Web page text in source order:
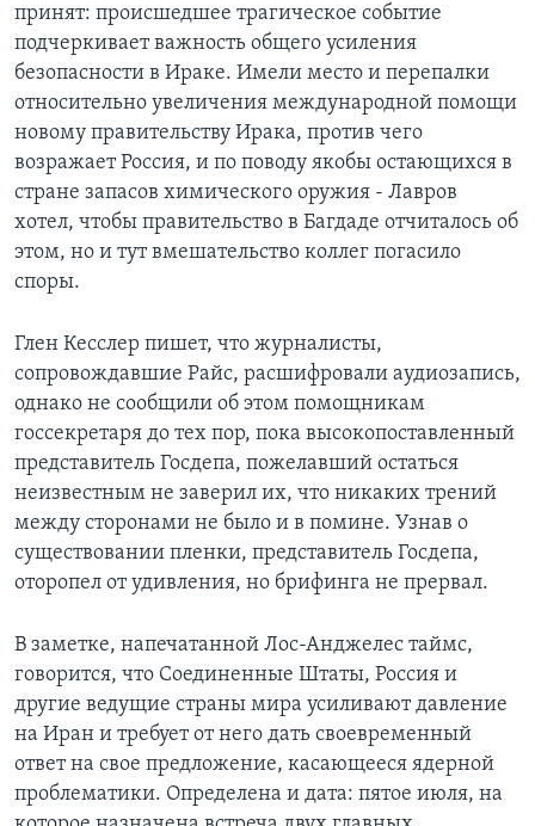
принят: происшедшее трагическое событие
подчеркивает важность общего усиления
безопасности в Ираке. Имели место и перепалки
относительно увеличения международной помощи
новому правительству Ирака, против чего
возражает Россия, и по поводу якобы остающихся в
стране запасов химического оружия - Лавров
хотел, чтобы правительство в Багдаде отчиталось об
этом, но и тут вмешательство коллег погасило
споры.
Глен Кесслер пишет, что журналисты,
сопровождавшие Райс, расшифровали аудиозапись,
однако не сообщили об этом помощникам
госсекретаря до тех пор, пока высокопоставленный
представитель Госдепа, пожелавший остаться
неизвестным не заверил их, что никаких трений
между сторонами не было и в помине. Узнав о
существовании пленки, представитель Госдепа,
оторопел от удивления, но брифинга не прервал.
В заметке, напечатанной Лос-Анджелес таймс,
говорится, что Соединенные Штаты, Россия и
другие ведущие страны мира усиливают давление
на Иран и требует от него дать своевременный
ответ на свое предложение, касающееся ядерной
проблематики. Определена и дата: пятое июля, на